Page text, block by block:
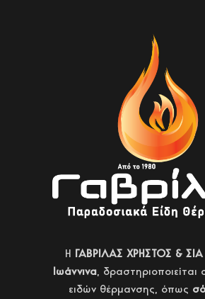
H ΓΑΒΡΙΛΑΣ ΧΡΗΣΤΟΣ &
Ιωάννινα, δραστηριοποιείται
ειδών θέρμανσης, όπως